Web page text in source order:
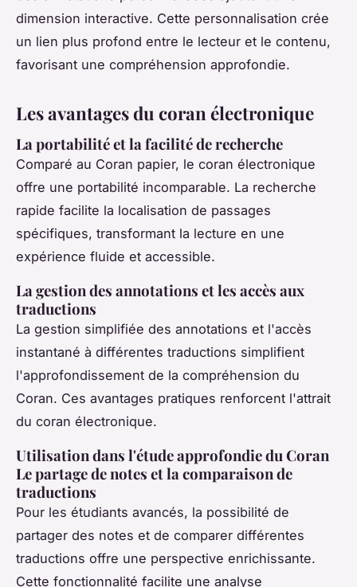
dimension interactive. Cette personnalisation crée
un lien plus profond entre le lecteur et le contenu,
favorisant une compréhension approfondie.
Les avantages du coran électronique
La portabilité et la facilité de recherche
Comparé au Coran papier, le coran électronique
offre une portabilité incomparable. La recherche
rapide facilite la localisation de passages
spécifiques, transformant la lecture en une
expérience fluide et accessible.
La gestion des annotations et les accès aux
traductions
La gestion simplifiée des annotations et l'accès
instantané à différentes traductions simplifient
l'approfondissement de la compréhension du
Coran. Ces avantages pratiques renforcent l'attrait
du coran électronique.
Utilisation dans l'étude approfondie du Coran
Le partage de notes et la comparaison de
traductions
Pour les étudiants avancés, la possibilité de
partager des notes et de comparer différentes
traductions offre une perspective enrichissante.
Cette fonctionnalité facilite une analyse